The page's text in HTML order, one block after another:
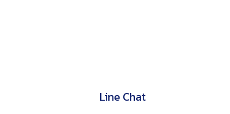
Line Chat